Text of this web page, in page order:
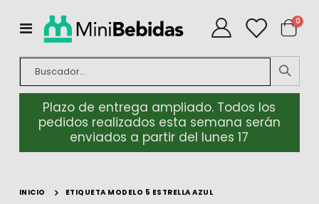
Toggle
Nav
Cart
0
Plazo de entrega ampliado. Todos los
pedidos realizados esta semana serán
enviados a partir del lunes 17
INICIO ETIQUETA MODELO 5 ESTRELLA AZUL